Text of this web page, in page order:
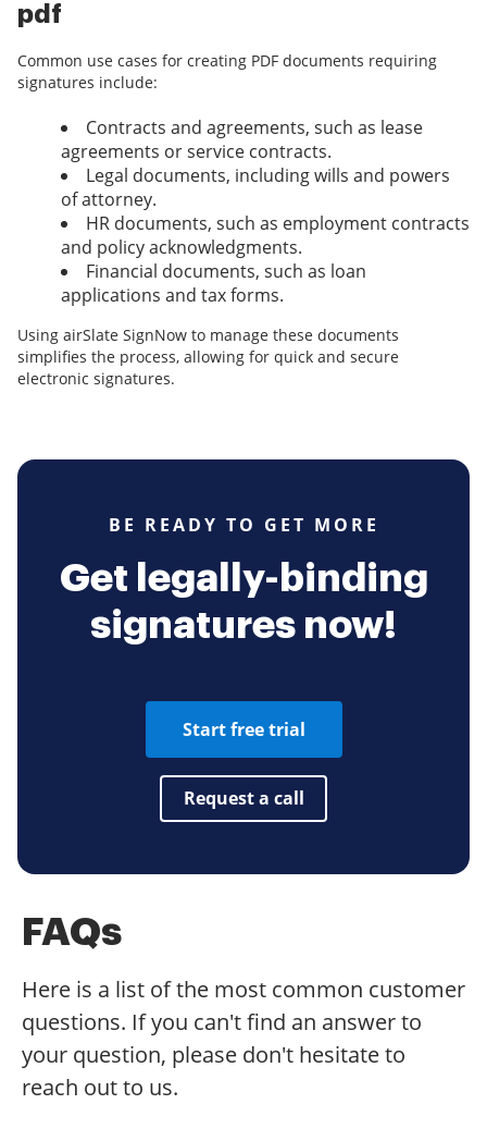
pdf
Common use cases for creating PDF documents requiring
signatures include:
Contracts and agreements, such as lease
agreements or service contracts.
Legal documents, including wills and powers
of attorney.
HR documents, such as employment contracts
and policy acknowledgments.
Financial documents, such as loan
applications and tax forms.
Using airSlate SignNow to manage these documents
simplifies the process, allowing for quick and secure
electronic signatures.
BE READY TO GET MORE
Get legally-binding
signatures now!
Start free trial
Request a call
FAQs
Here is a list of the most common customer
questions. If you can't find an answer to
your question, please don't hesitate to
reach out to us.